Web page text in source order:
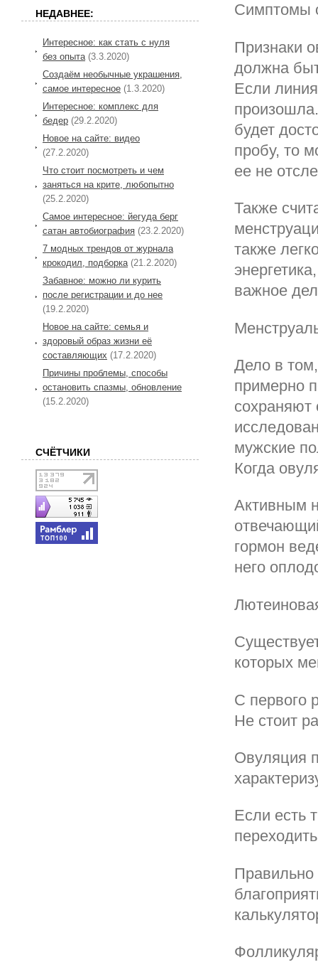
Симптомы
Признаки
должна
Если
будет
пробу, то
ее не
Также
также
важное
Дело в
примерно
сохраняют
мужские
Когда
Активным
гормон
него
которых
С первого
Не стоит
Овуляция
Если есть
Правильно
НЕДАВНЕЕ:
Интересное: как стать с нуля
без опыта (3.3.2020)
Создаём необычные украшения,
самое интересное (1.3.2020)
Интересное: комплекс для
бедер (29.2.2020)
Новое на сайте: видео
(27.2.2020)
Что стоит посмотреть и чем
заняться на крите, любопытно
(25.2.2020)
Самое интересное: йегуда берг
сатан автобиография (23.2.2020)
7 модных трендов от журнала
крокодил, подборка (21.2.2020)
Забавное: можно ли курить
после регистрации и до нее
(19.2.2020)
Новое на сайте: семья и
здоровый образ жизни её
составляющих (17.2.2020)
Причины проблемы, способы
остановить спазмы, обновление
(15.2.2020)
СЧЁТЧИКИ